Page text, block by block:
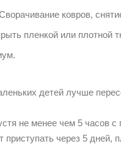
ковров,
пленкой или плотной
детей лучше
не менее чем 5 часов
через 5 дней,